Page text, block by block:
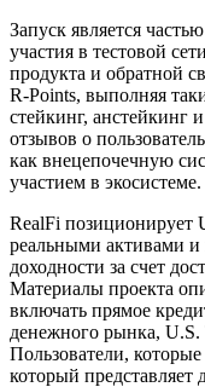
Запуск является
участия в тестовой
продукта и обратной
R-Points, выполняя
стейкинг, анстейкинг
отзывов о
как внецепочечную
участием в экосистеме.
RealFi позиционирует
реальными активами и
доходности за счет
Материалы проекта
включать прямое
денежного рынка, U.S.
Пользователи,
который